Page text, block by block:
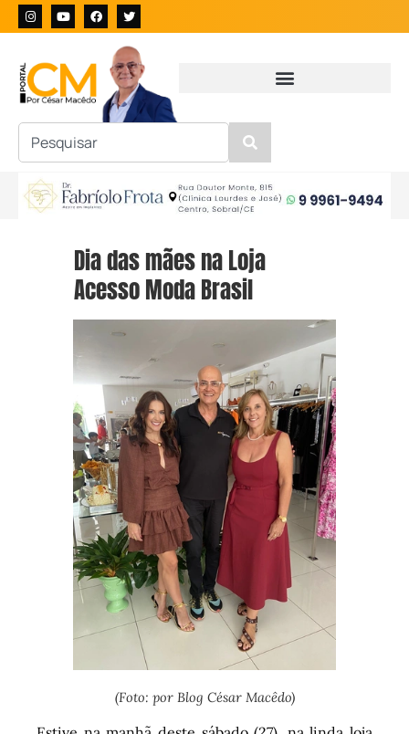
Dia das mães na Loja
Acesso Moda Brasil
(Foto: por Blog César Macêdo)